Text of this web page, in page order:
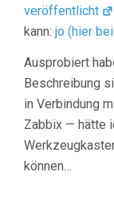
veröffentlicht
kann: jo (hier
Ausprobiert
Beschreibung
in Verbindung
Zabbix — hätte
können…